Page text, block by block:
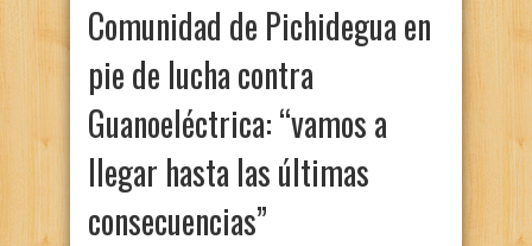
Comunidad de Pichidegua en
pie de lucha contra
Guanoeléctrica: “vamos a
llegar hasta las últimas
consecuencias”